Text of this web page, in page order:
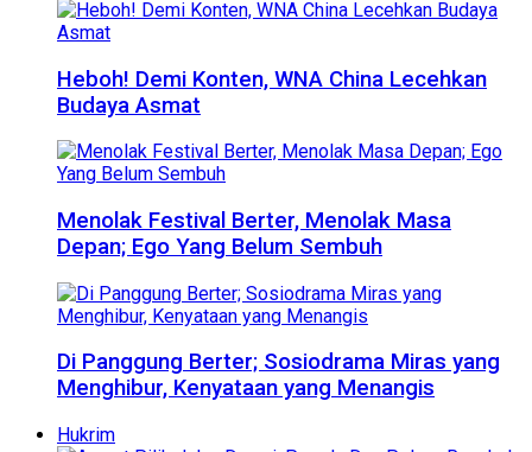
Heboh! Demi Konten, WNA China Lecehkan
Budaya Asmat
Menolak Festival Berter, Menolak Masa
Depan; Ego Yang Belum Sembuh
Di Panggung Berter; Sosiodrama Miras yang
Menghibur, Kenyataan yang Menangis
Hukrim